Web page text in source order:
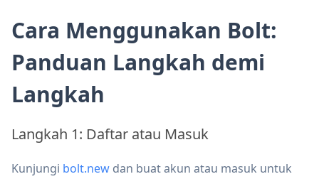
Cara Menggunakan Bolt:
Panduan Langkah demi
Langkah
Langkah 1: Daftar atau Masuk
Kunjungi bolt.new dan buat akun atau masuk untuk